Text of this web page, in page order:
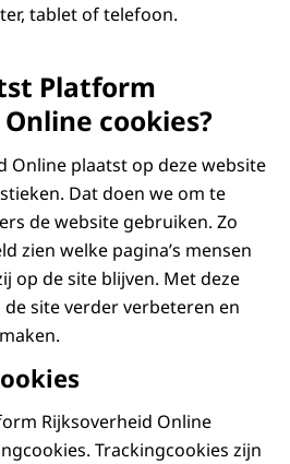
tablet of telefoon.
Platform
cookies?
Online plaatst op deze website
Dat doen we om te
de website gebruiken. Zo
zien welke pagina’s mensen
op de site blijven. Met deze
site verder verbeteren en
Rijksoverheid Online
Trackingcookies zijn